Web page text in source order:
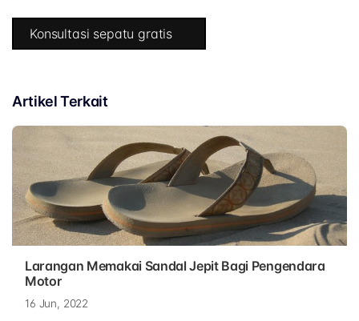
Konsultasi sepatu gratis
Artikel Terkait
Larangan Memakai Sandal Jepit Bagi Pengendara
Motor
16 Jun, 2022